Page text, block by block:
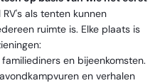
RV's als tenten kunnen
ruimte is. Elke plaats is
en bijeenkomsten.
en verhalen